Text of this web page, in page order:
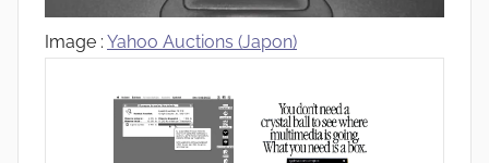
Image : Yahoo Auctions (Japon)